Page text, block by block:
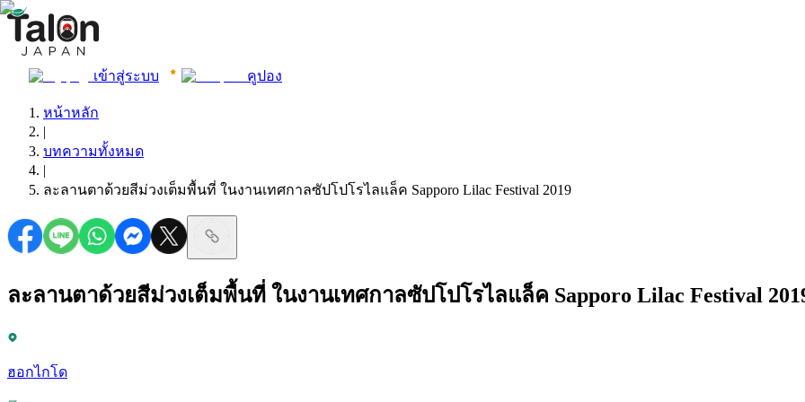
เข้าสู่ระบบ คูปอง
หน้าหลัก
|
บทความทั้งหมด
|
ละลานตาด้วยสีม่วงเต็มพื้นที่ ในงานเทศกาลซัปโปโรไลแล็ค Sapporo Lilac Festival 2019
ละลานตาด้วยสีม่วงเต็มพื้นที่ ในงานเทศกาลซัปโปโรไลแล็ค Sapporo Lilac Festival
ฮอกไกโด